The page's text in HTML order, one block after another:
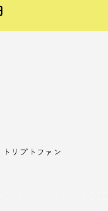
リプトファン